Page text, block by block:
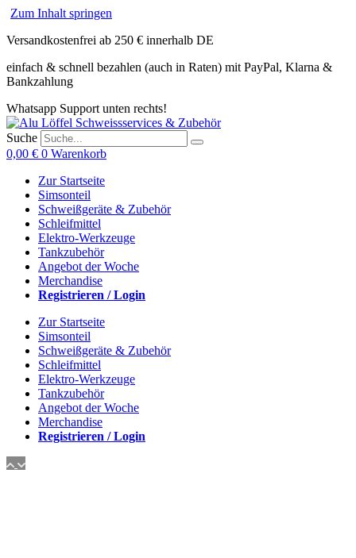
Zum Inhalt springen
Versandkostenfrei ab 250 € innerhalb DE
einfach & schnell bezahlen (auch in Raten) mit PayPal, Klarna &
Bankzahlung
Whatsapp Support unten rechts!
Suche
0,00 € 0 Warenkorb
Zur Startseite
Simsonteil
Schweißgeräte & Zubehör
Schleifmittel
Elektro-Werkzeuge
Tankzubehör
Angebot der Woche
Merchandise
Registrieren / Login
Zur Startseite
Simsonteil
Schweißgeräte & Zubehör
Schleifmittel
Elektro-Werkzeuge
Tankzubehör
Angebot der Woche
Merchandise
Registrieren / Login